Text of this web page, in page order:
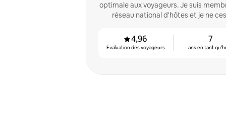
optimale aux voyageurs. Je suis
réseau national d'hôtes et je ne
4,96
Évaluation des voyageurs
7
ans en tant